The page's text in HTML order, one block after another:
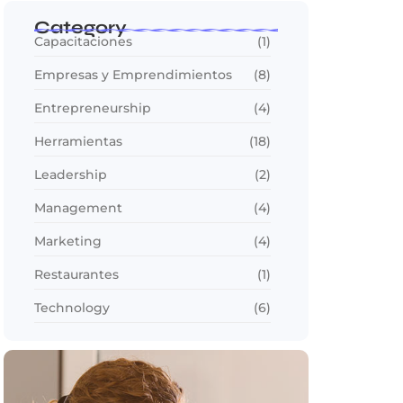
Category
Capacitaciones (1)
Empresas y Emprendimientos (8)
Entrepreneurship (4)
Herramientas (18)
Leadership (2)
Management (4)
Marketing (4)
Restaurantes (1)
Technology (6)